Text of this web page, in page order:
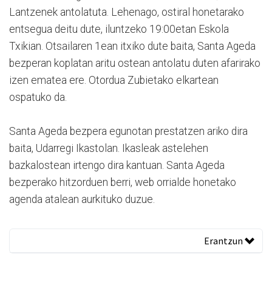
Lantzenek antolatuta. Lehenago, ostiral honetarako
entsegua deitu dute, iluntzeko 19:00etan Eskola
Txikian. Otsailaren 1ean itxiko dute baita, Santa Ageda
bezperan koplatan aritu ostean antolatu duten afarirako
izen ematea ere. Otordua Zubietako elkartean
ospatuko da.
Santa Ageda bezpera egunotan prestatzen ariko dira
baita, Udarregi Ikastolan. Ikasleak astelehen
bazkalostean irtengo dira kantuan. Santa Ageda
bezperako hitzorduen berri, web orrialde honetako
agenda atalean aurkituko duzue.
Erantzun